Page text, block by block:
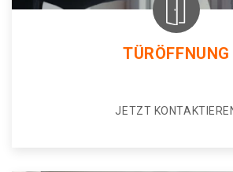
TÜRÖFFNUNG
JETZT